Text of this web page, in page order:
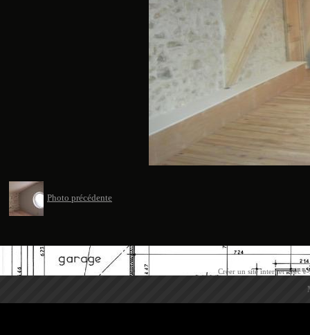
Photo précédente
Créer un site internet avec